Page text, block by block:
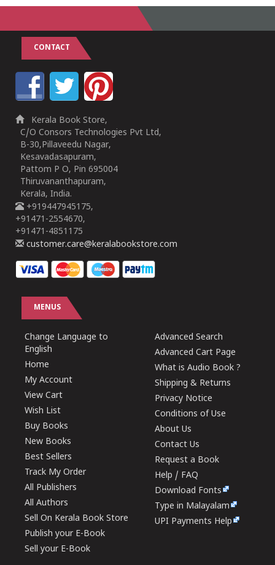
CONTACT
Kerala Book Store,
C/O Consors Technologies Pvt Ltd,
B-30,Pillaveedu Nagar,
Kesavadasapuram,
Pattom P O, Pin 695004
Thiruvananthapuram,
Kerala, India.
+919447945175,
+91471-2554670,
+91471-4851175
customer.care@keralabookstore.com
MENUS
Change Language to
English
Home
My Account
View Cart
Wish List
Buy Books
New Books
Best Sellers
Track My Order
All Publishers
All Authors
Sell On Kerala Book Store
Publish your E-Book
Sell your E-Book
Advanced Search
Advanced Cart Page
What is Audio Book ?
Shipping & Returns
Privacy Notice
Conditions of Use
About Us
Contact Us
Request a Book
Help / FAQ
Download Fonts
Type in Malayalam
UPI Payments Help